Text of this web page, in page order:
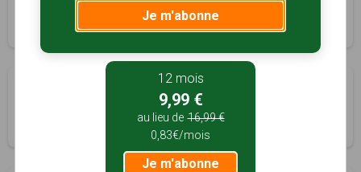
Lyons-la-Forêt, Eure (27)
19.5 km Tracé GPS
Sentier de la Fontaineresse
Je m'abonne
12 mois
9,99 €
au lieu de 16,99 €
0,83€/mois
Je m'abonne